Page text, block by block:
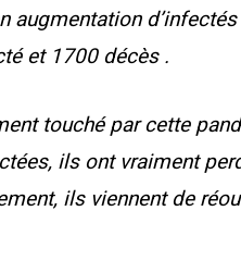
augmentation
et 1700 décès .
touché par cette
ils ont vraiment
ils viennent de